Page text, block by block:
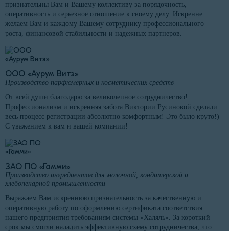
признательны Вам и Вашему коллективу за порядочность,
оперативность и серьезное отношение к своему делу. Искренне
желаем Вам и каждому Вашему сотруднику профессионального
роста, финансовой стабильности и надежных партнеров.
ООО «Аурум Витэ»
Производство парфюмерных и косметических средств
От всей души благодарю за великолепное сотрудничество!
Профессионализм и искренняя забота Виктории Русиновой сделали
весь процесс регистрации абсолютно комфортным! Это было круто!)
С уважением к вам и вашей компании!
ЗАО ПО «Гамми»
Производство ингредиентов для молочной, кондитерской и
хлебопекарной промышленности
Выражаем Вам искреннюю признательность за качественную и
оперативную работу по оформлению сертификата соответствия
нашего предприятия требованиям системы «Халяль». За короткий
срок мы смогли наладить эффективную схему сотрудничества, что